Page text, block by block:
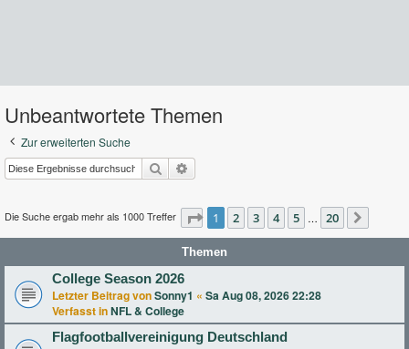
Unbeantwortete Themen
Zur erweiterten Suche
Suche
Die Suche ergab mehr als 1000 Treffer Seite1 von 20
1 2 3 4 5 … 20
Themen
College Season 2026
Letzter Beitrag vonSonny1 « Sa Aug 08, 2026 22:28
Verfasst inNFL & College
Flagfootballvereinigung Deutschland